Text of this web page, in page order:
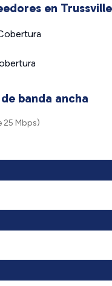
en Trussville
banda ancha
25 Mbps)